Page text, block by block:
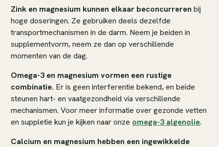
Zink en magnesium kunnen elkaar beconcurreren bij
hoge doseringen. Ze gebruiken deels dezelfde
transportmechanismen in de darm. Neem je beiden in
supplementvorm, neem ze dan op verschillende
momenten van de dag.
Omega-3 en magnesium vormen een rustige
combinatie. Er is geen interferentie bekend, en beide
steunen hart- en vaatgezondheid via verschillende
mechanismen. Voor meer informatie over gezonde vetten
en suppletie kun je kijken naar onze omega-3 algenolie.
Calcium en magnesium hebben een ingewikkelde